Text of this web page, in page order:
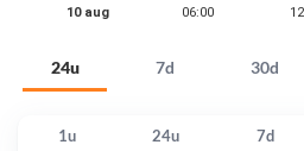
24u 7d 30d
1u 24u 7d